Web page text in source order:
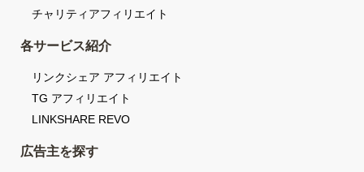
チャリティアフィリエイト
各サービス紹介
リンクシェア アフィリエイト
TG アフィリエイト
LINKSHARE REVO
広告主を探す